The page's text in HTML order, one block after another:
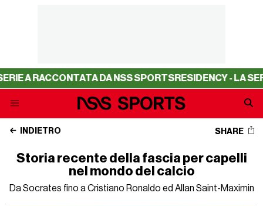
DA NSS SPORTSRESIDENCY - LA SERIE A
INDIETRO SHARE
Storia recente della fascia per capelli
nel mondo del calcio
Da Socrates fino a Cristiano Ronaldo ed Allan Saint-Maximin